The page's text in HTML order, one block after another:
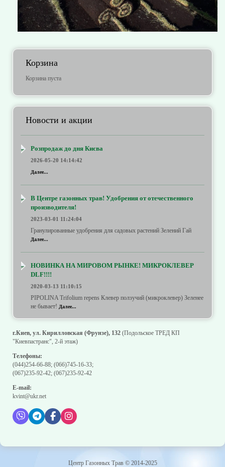
Корзина
Корзина пуста
Новости и акции
Розпродаж до дня Києва
2026-05-20 14:14:42
Далее...
В Центре газонных трав! Удобрения от отечественного
производителя!
2023-03-01 11:24:04
Гранулированные удобрения для садовых растений Зелений Гай
Далее...
НОВИНКА НА МИРОВОМ РЫНКЕ! МИКРОКЛЕВЕР
DLF!!!!
2020-03-13 11:10:15
PIPOLINA Trifolium repens Клевер ползучий (микроклевер) Зеленее
не бывает! Далее...
г.Киев, ул. Кирилловская (Фрунзе), 132 (Подольское ТРЕД КП
"Киевпастранс", 2-й этаж)
Телефоны:
(044)254-66-88; (066)745-16-33;
(067)235-92-42; (067)235-92-42
E-mail:
kvint@ukr.net
Центр Газонных Трав © 2014-2025